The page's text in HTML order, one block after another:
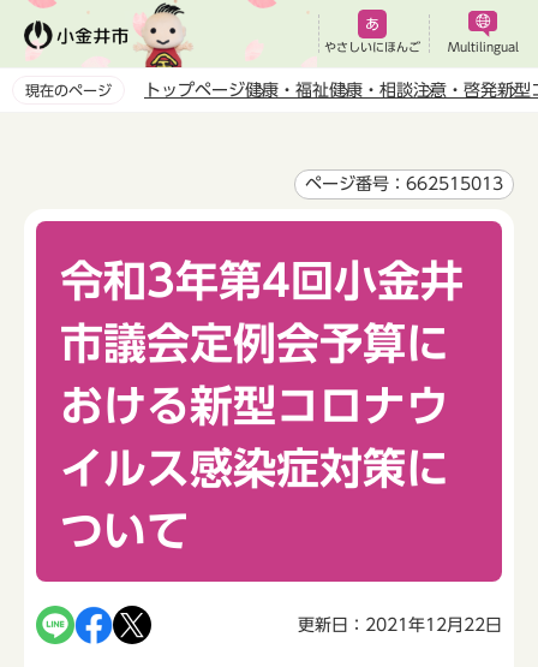
ペ
やさしいにほんご Multilingual
現在のページ トップページ健康・福祉健康・相談注意・啓発新型
ページ番号：662515013
令和3年第4回小金井
市議会定例会予算に
おける新型コロナウ
イルス感染症対策に
ついて
更新日：2021年12月22日